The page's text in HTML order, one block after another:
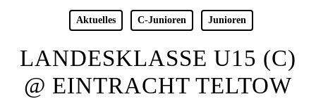
Aktuelles C-Junioren Junioren
LANDESKLASSE U15 (C)
@ EINTRACHT TELTOW